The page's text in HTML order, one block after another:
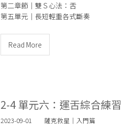
第二章節｜雙Ｓ心法：舌
第五單元｜ 長短輕重各式斷奏
Read More
2-4 單元六：運舌綜合練習
2023-09-01 薩克救星｜入門篇